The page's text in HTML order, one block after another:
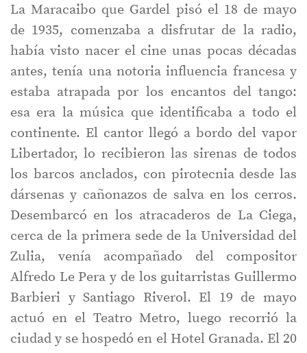
La Maracaibo que Gardel pisó el 18 de mayo
de 1935, comenzaba a disfrutar de la radio,
había visto nacer el cine unas pocas décadas
antes, tenía una notoria influencia francesa y
estaba atrapada por los encantos del tango:
esa era la música que identificaba a todo el
continente. El cantor llegó a bordo del vapor
Libertador, lo recibieron las sirenas de todos
los barcos anclados, con pirotecnia desde las
dársenas y cañonazos de salva en los cerros.
Desembarcó en los atracaderos de La Ciega,
cerca de la primera sede de la Universidad del
Zulia, venía acompañado del compositor
Alfredo Le Pera y de los guitarristas Guillermo
Barbieri y Santiago Riverol. El 19 de mayo
actuó en el Teatro Metro, luego recorrió la
ciudad y se hospedó en el Hotel Granada. El 20